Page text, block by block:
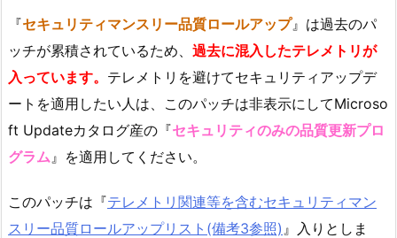
『セキュリティマンスリー品質ロールアップ』は過去のパ
ッチが累積されているため、 過去に混入したテレメトリが
入っています。 テレメトリを避けてセキュリティアップデ
ートを適用したい人は、このパッチは非表示にしてMicroso
ft Updateカタログ産の『セキュリティのみの品質更新プロ
グラム 』を適用してください。
このパッチは『テレメトリ関連等を含むセキュリティマン
スリー品質ロールアップリスト(備考3参照) 』入りとしま